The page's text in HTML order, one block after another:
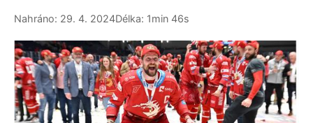
Nahráno: 29. 4. 2024Délka: 1min 46s